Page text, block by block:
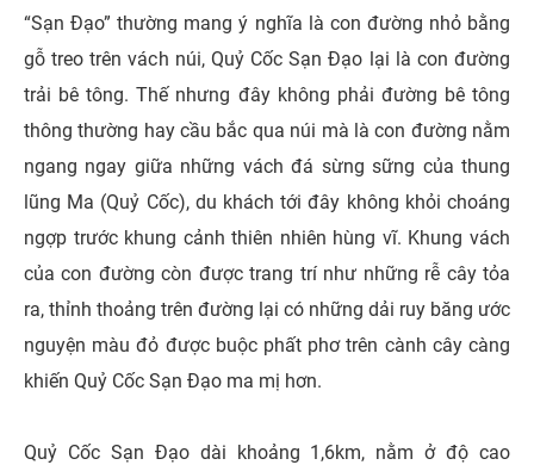
“Sạn Đạo” thường mang ý nghĩa là con đường nhỏ bằng
gỗ treo trên vách núi, Quỷ Cốc Sạn Đạo lại là con đường
trải bê tông. Thế nhưng đây không phải đường bê tông
thông thường hay cầu bắc qua núi mà là con đường nằm
ngang ngay giữa những vách đá sừng sững của thung
lũng Ma (Quỷ Cốc), du khách tới đây không khỏi choáng
ngợp trước khung cảnh thiên nhiên hùng vĩ. Khung vách
của con đường còn được trang trí như những rễ cây tỏa
ra, thỉnh thoảng trên đường lại có những dải ruy băng ước
nguyện màu đỏ được buộc phất phơ trên cành cây càng
khiến Quỷ Cốc Sạn Đạo ma mị hơn.
Quỷ Cốc Sạn Đạo dài khoảng 1,6km, nằm ở độ cao